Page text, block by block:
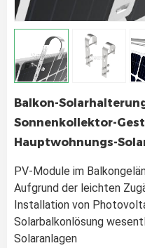
Balkon-
Sonnenkollektor-
Hauptwohnungs-
PV-Module im
Aufgrund der leichten
Installation von
Solarbalkonlösung
Solaranlagen